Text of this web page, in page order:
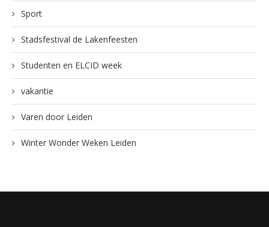
Sport
Stadsfestival de Lakenfeesten
Studenten en ELCID week
vakantie
Varen door Leiden
Winter Wonder Weken Leiden